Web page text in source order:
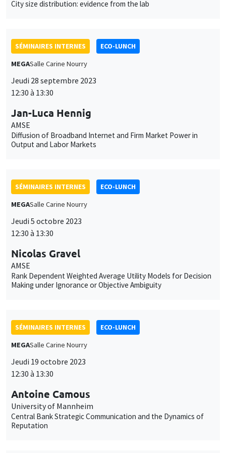
SÉMINAIRES INTERNES
ECO-LUNCH
MEGASalle Carine Nourry
Jeudi 5 octobre 2023
12:30 à 13:30
Nicolas Gravel
AMSE
Rank Dependent Weighted Average Utility Models for Decision
Making under Ignorance or Objective Ambiguity
SÉMINAIRES INTERNES
ECO-LUNCH
MEGASalle Carine Nourry
Jeudi 19 octobre 2023
12:30 à 13:30
Antoine Camous
University of Mannheim
Central Bank Strategic Communication and the Dynamics of
Reputation
SÉMINAIRES INTERNES
ECO-LUNCH
MEGASalle Carine Nourry
Jeudi 9 novembre 2023
12:30 à 13:30
Pedro Albuquerque
AMSE, ACCELERATION & ADAPTATION
The occupational singularity: Cognitive technologies as new
drivers of inequality